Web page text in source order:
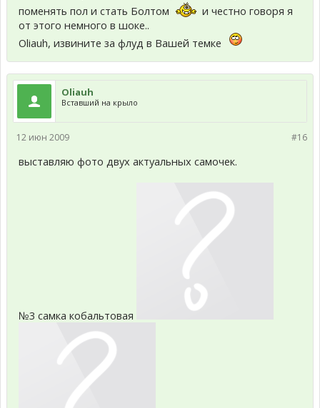
поменять пол и стать Болтом
и честно говоря я
от этого немного в шоке..
Oliauh, извините за флуд в Вашей темке
Oliauh
Вставший на крыло
#16
12 июн 2009
выставляю фото двух актуальных самочек.
№3 самка кобальтовая